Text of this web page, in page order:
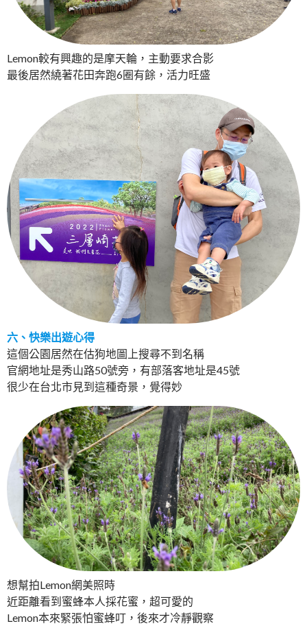
Lemon較有興趣的是摩天輪，主動要求合影
最後居然繞著花田奔跑6圈有餘，活力旺盛
六、快樂出遊心得
這個公園居然在估狗地圖上搜尋不到名稱
官網地址是秀山路50號旁，有部落客地址是45號
很少在台北市見到這種奇景，覺得妙
想幫拍Lemon網美照時
近距離看到蜜蜂本人採花蜜，超可愛的
Lemon本來緊張怕蜜蜂叮，後來才冷靜觀察